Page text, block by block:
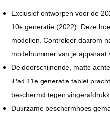
Exclusief ontworpen voor de
10e generatie (2022). Deze
modellen. Controleer daarom
modelnummer van je apparaat
De doorschijnende, matte
iPad 11e generatie tablet
beschermd tegen
Duurzame beschermhoes